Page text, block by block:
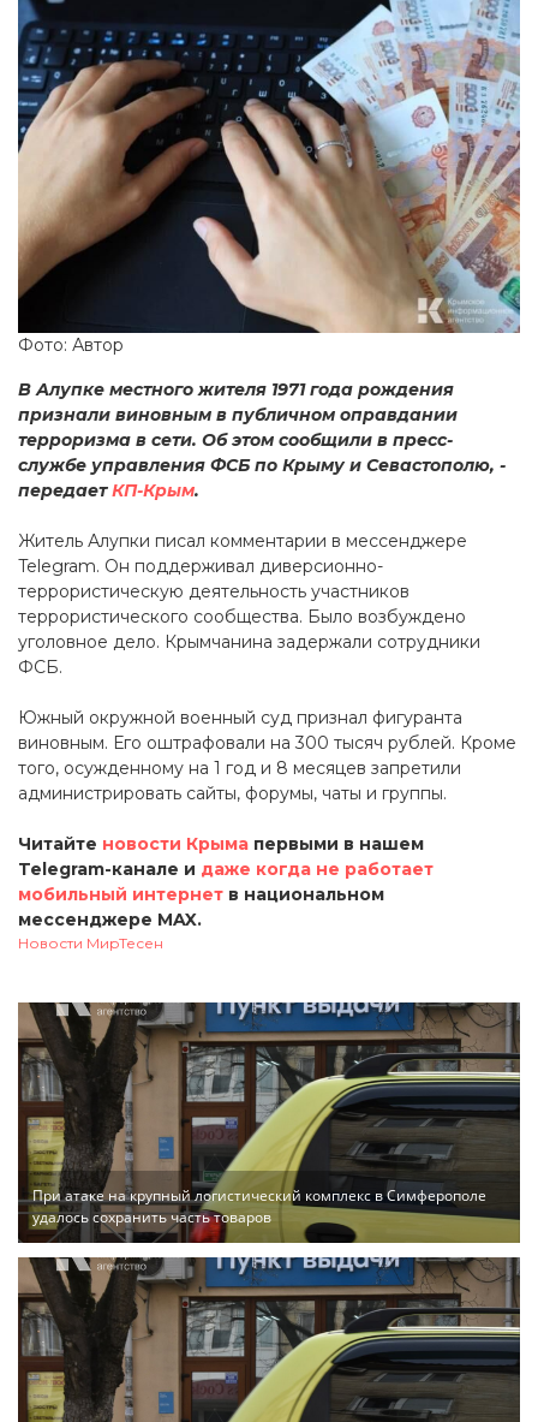
Фото: Автор
В Алупке местного жителя 1971 года рождения
признали виновным в публичном оправдании
терроризма в сети. Об этом сообщили в пресс-
службе управления ФСБ по Крыму и Севастополю, -
передаетКП-Крым.
Житель Алупки писал комментарии в мессенджере
Telegram. Он поддерживал диверсионно-
террористическую деятельность участников
террористического сообщества. Было возбуждено
уголовное дело. Крымчанина задержали сотрудники
ФСБ.
Южный окружной военный суд признал фигуранта
виновным. Его оштрафовали на 300 тысяч рублей. Кроме
того, осужденному на 1 год и 8 месяцев запретили
администрировать сайты, форумы, чаты и группы.
Читайте новости Крыма первыми в нашем
Telegram-канале и даже когда не работает
мобильный интернет в национальном
мессенджере MAX.
Новости МирТесен
При атаке на крупный логистический комплекс в Симферополе
удалось сохранить часть товаров